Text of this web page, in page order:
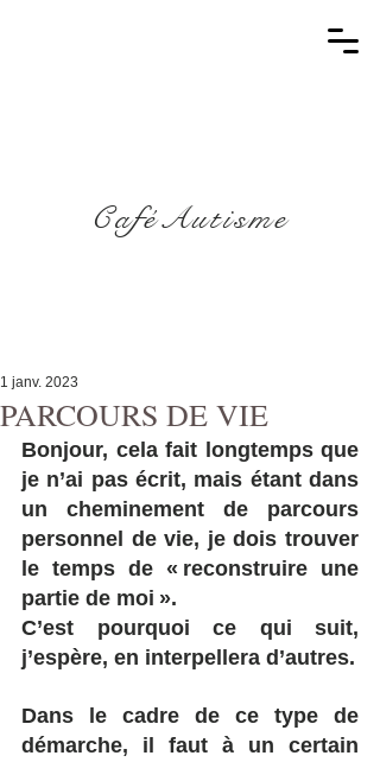
CaféAutisme
PARCOURS DE VIE
1 janv. 2023
Bonjour, cela fait longtemps que
je n’ai pas écrit, mais étant dans
un cheminement de parcours
personnel de vie, je dois trouver
le temps de « reconstruire une
partie de moi ».
C’est pourquoi ce qui suit,
j’espère, en interpellera d’autres.
Dans le cadre de ce type de
démarche, il faut à un certain